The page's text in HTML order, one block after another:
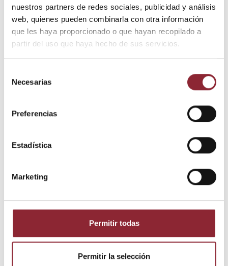
nuestros partners de redes sociales, publicidad y análisis
web, quienes pueden combinarla con otra información
que les haya proporcionado o que hayan recopilado a
partir del uso que haya hecho de sus servicios.
Necesarias
Preferencias
Estadística
Marketing
Permitir todas
Permitir la selección
Descripción
Los cuencos Mani Puri se caracterizan por su forma de plato
sonora es el brillo de sus agudos al golpeo. La mayoría de ellos
pueden tocarse también rozando con la baqueta por el borde